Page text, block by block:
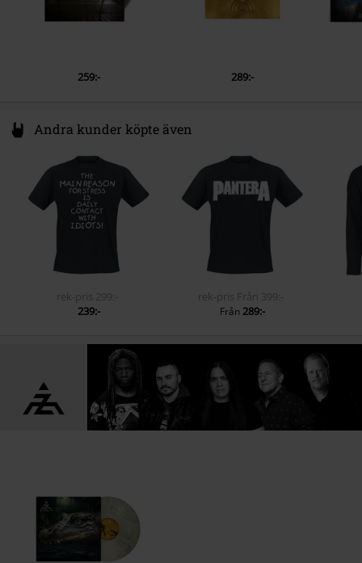
259:- 289:-
Andra kunder köpte även
rek-pris
299:-
239:-
rek-pris Från 399:-
Från 289:-